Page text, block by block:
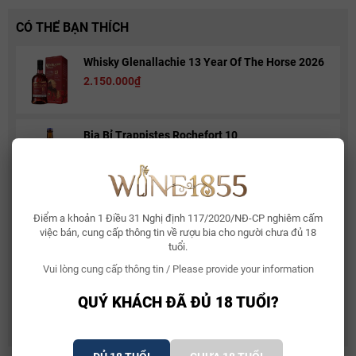
Điểm a khoản 1 Điều 31 Nghị định 117/2020/NĐ-CP nghiêm cấm
việc bán, cung cấp thông tin về rượu bia cho người chưa đủ 18
tuổi.
Vui lòng cung cấp thông tin / Please provide your information
QUÝ KHÁCH ĐÃ ĐỦ 18 TUỔI?
nhiều trái cây vùng nhiệt đới khác nhau, của cam, quýt, anh đào,
làm nên sức mạnh của rượu.
CÓ THỂ BẠN THÍCH
Whisky Glenallachie 13 Year Of The Horse 2026
2.150.000₫
Bia Bỉ Trappistes Rochefort 10
Spumante
480.000₫
581.000₫
490.000₫ 632.500₫